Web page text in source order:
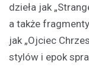
dzieła jak
a także
jak „Ojciec
stylów i epok